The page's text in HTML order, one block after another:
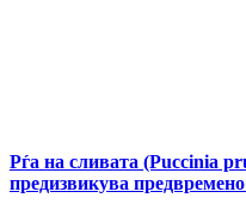
Рѓа на сливата (Puccinia
предизвикува